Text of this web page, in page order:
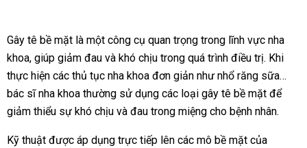
Gây tê bề mặt là một công cụ quan trọng trong lĩnh vực nha
khoa, giúp giảm đau và khó chịu trong quá trình điều trị. Khi
thực hiện các thủ tục nha khoa đơn giản như nhổ răng sữa…
bác sĩ nha khoa thường sử dụng các loại gây tê bề mặt để
giảm thiểu sự khó chịu và đau trong miệng cho bệnh nhân.
Kỹ thuật được áp dụng trực tiếp lên các mô bề mặt của